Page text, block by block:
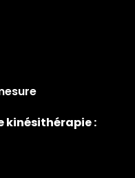
kinésithérapie :